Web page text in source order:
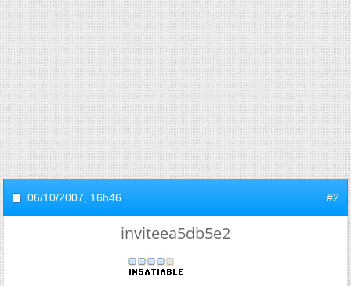
06/10/2007, 16h46 #2
inviteea5db5e2